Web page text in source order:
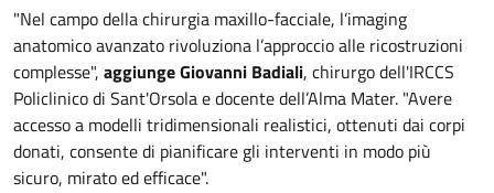
"Nel campo della chirurgia maxillo-facciale, l’imaging
anatomico avanzato rivoluziona l’approccio alle ricostruzioni
complesse", aggiunge Giovanni Badiali, chirurgo dell'IRCCS
Policlinico di Sant'Orsola e docente dell’Alma Mater. "Avere
accesso a modelli tridimensionali realistici, ottenuti dai corpi
donati, consente di pianificare gli interventi in modo più
sicuro, mirato ed efficace".